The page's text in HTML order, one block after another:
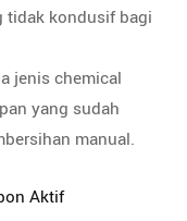
tidak kondusif bagi
jenis chemical
yang sudah
manual.
Aktif